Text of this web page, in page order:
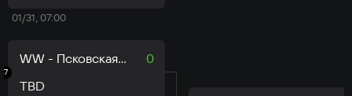
01/31, 07:00
7
WW - Псковская область
0
TBD